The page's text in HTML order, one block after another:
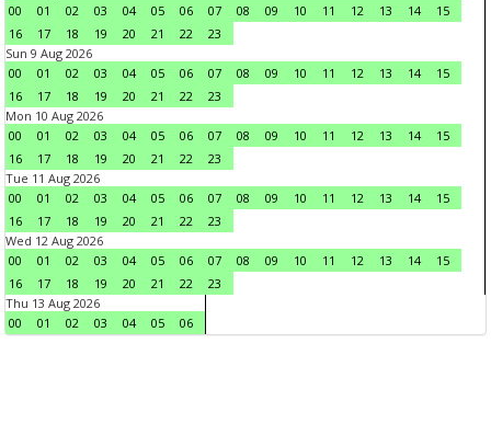
00
01 02 03 04 05 06 07 08 09 10 11 12 13 14
15
16
17 18 19 20 21 22
23
Sun 9 Aug 2026
00
01 02 03 04 05 06 07 08 09 10 11 12 13 14
15
16
17 18 19 20 21 22
23
Mon 10 Aug 2026
00
01 02 03 04 05 06 07 08 09 10 11 12 13 14
15
16
17 18 19 20 21 22
23
Tue 11 Aug 2026
00
01 02 03 04 05 06 07 08 09 10 11 12 13 14
15
16
17 18 19 20 21 22
23
Wed 12 Aug 2026
00
01 02 03 04 05 06 07 08 09 10 11 12 13 14
15
16
17 18 19 20 21 22
23
Thu 13 Aug 2026
00
01 02 03 04 05 06